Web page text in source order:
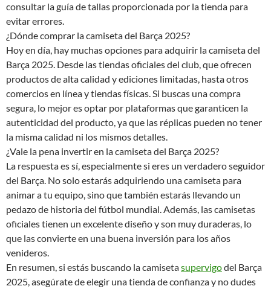
consultar la guía de tallas proporcionada por la tienda para
evitar errores.
¿Dónde comprar la camiseta del Barça 2025?
Hoy en día, hay muchas opciones para adquirir la camiseta del
Barça 2025. Desde las tiendas oficiales del club, que ofrecen
productos de alta calidad y ediciones limitadas, hasta otros
comercios en línea y tiendas físicas. Si buscas una compra
segura, lo mejor es optar por plataformas que garanticen la
autenticidad del producto, ya que las réplicas pueden no tener
la misma calidad ni los mismos detalles.
¿Vale la pena invertir en la camiseta del Barça 2025?
La respuesta es sí, especialmente si eres un verdadero seguidor
del Barça. No solo estarás adquiriendo una camiseta para
animar a tu equipo, sino que también estarás llevando un
pedazo de historia del fútbol mundial. Además, las camisetas
oficiales tienen un excelente diseño y son muy duraderas, lo
que las convierte en una buena inversión para los años
venideros.
En resumen, si estás buscando la camisetasupervigodel Barça
2025, asegúrate de elegir una tienda de confianza y no dudes